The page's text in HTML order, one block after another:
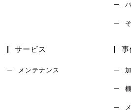
サービス
メンテナンス
事